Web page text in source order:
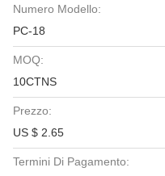
Numero Modello:
PC-18
MOQ:
10CTNS
Prezzo:
US $ 2.65
Termini Di Pagamento: